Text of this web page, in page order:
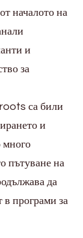
началото на
и
за
са били
и
много
пътуване на
да
в програми за